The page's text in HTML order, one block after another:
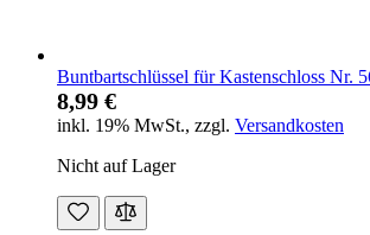
Buntbartschlüssel für Kastenschloss Nr.
8,99 €
inkl. 19% MwSt., zzgl. Versandkosten
Nicht auf Lager